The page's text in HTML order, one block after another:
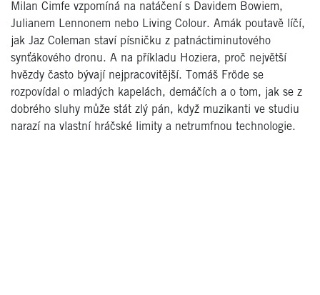
Milan Cimfe vzpomíná na natáčení s Davidem Bowiem,
Julianem Lennonem nebo Living Colour. Amák poutavě líčí,
jak Jaz Coleman staví písničku z patnáctiminutového
synťákového dronu. A na příkladu Hoziera, proč největší
hvězdy často bývají nejpracovitější. Tomáš Fröde se
rozpovídal o mladých kapelách, demáčích a o tom, jak se z
dobrého sluhy může stát zlý pán, když muzikanti ve studiu
narazí na vlastní hráčské limity a netrumfnou technologie.